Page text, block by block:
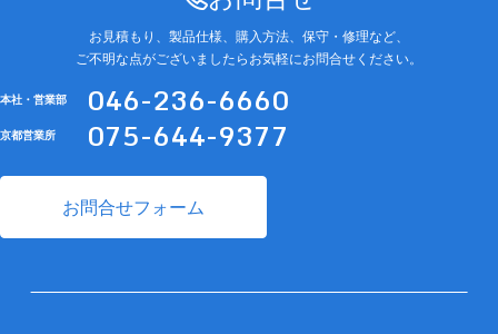
お見積もり、製品仕様、購入方法、保守・修理など、
ご不明な点がございましたらお気軽にお問合せください。
本社・営業部 046-236-6660
京都営業所 075-644-9377
お問合せフォーム